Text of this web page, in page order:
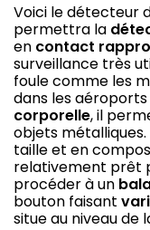
Voici le détecteur
permettra la
en contact
surveillance très
foule comme les
dans les
corporelle, il
objets
taille et en
relativement prêt
procéder à un
bouton faisant
situe au niveau de